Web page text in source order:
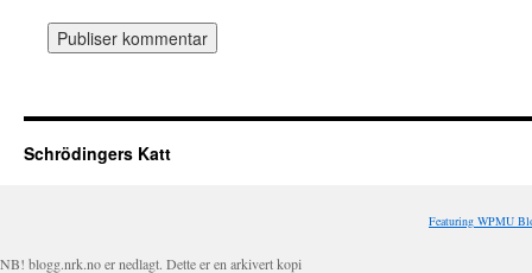
Schrödingers Katt
Featuring WPMU
NB! blogg.nrk.no er nedlagt. Dette er en arkivert kopi